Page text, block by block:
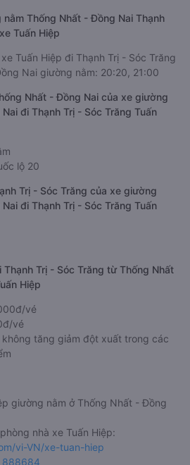
Thống Nhất - Đồng Nai Thạnh
Tuấn Hiệp
Tuấn Hiệp đi Thạnh Trị - Sóc Trăng
Nai giường nằm: 20:20, 21:00
Nhất - Đồng Nai của xe giường
đi Thạnh Trị - Sóc Trăng Tuấn
lộ 20
Trị - Sóc Trăng của xe giường
đi Thạnh Trị - Sóc Trăng Tuấn
Trị - Sóc Trăng từ Thống Nhất
Hiệp
vé
vé
không tăng giảm đột xuất trong các
giường nằm ở Thống Nhất - Đồng
nhà xe Tuấn Hiệp:
vi-VN/xe-tuan-hiep
888684